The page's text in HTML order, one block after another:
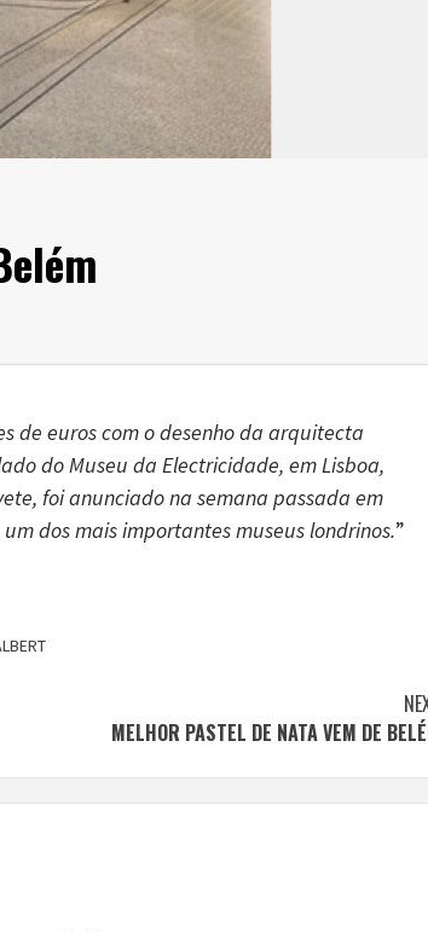
de euros com o desenho da arquitecta
do Museu da Electricidade, em Lisboa,
foi anunciado na semana passada em
dos mais importantes museus londrinos.”
MELHOR PASTEL DE NATA VEM DE